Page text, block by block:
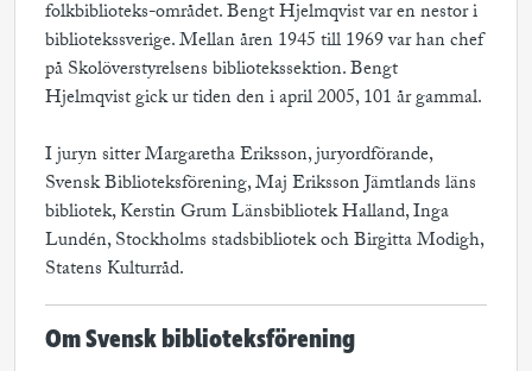
folkbiblioteks-området. Bengt Hjelmqvist var en nestor i
bibliotekssverige. Mellan åren 1945 till 1969 var han chef
på Skolöverstyrelsens bibliotekssektion. Bengt
Hjelmqvist gick ur tiden den i april 2005, 101 år gammal.
I juryn sitter Margaretha Eriksson, juryordförande,
Svensk Biblioteksförening, Maj Eriksson Jämtlands läns
bibliotek, Kerstin Grum Länsbibliotek Halland, Inga
Lundén, Stockholms stadsbibliotek och Birgitta Modigh,
Statens Kulturråd.
Om Svensk biblioteksförening